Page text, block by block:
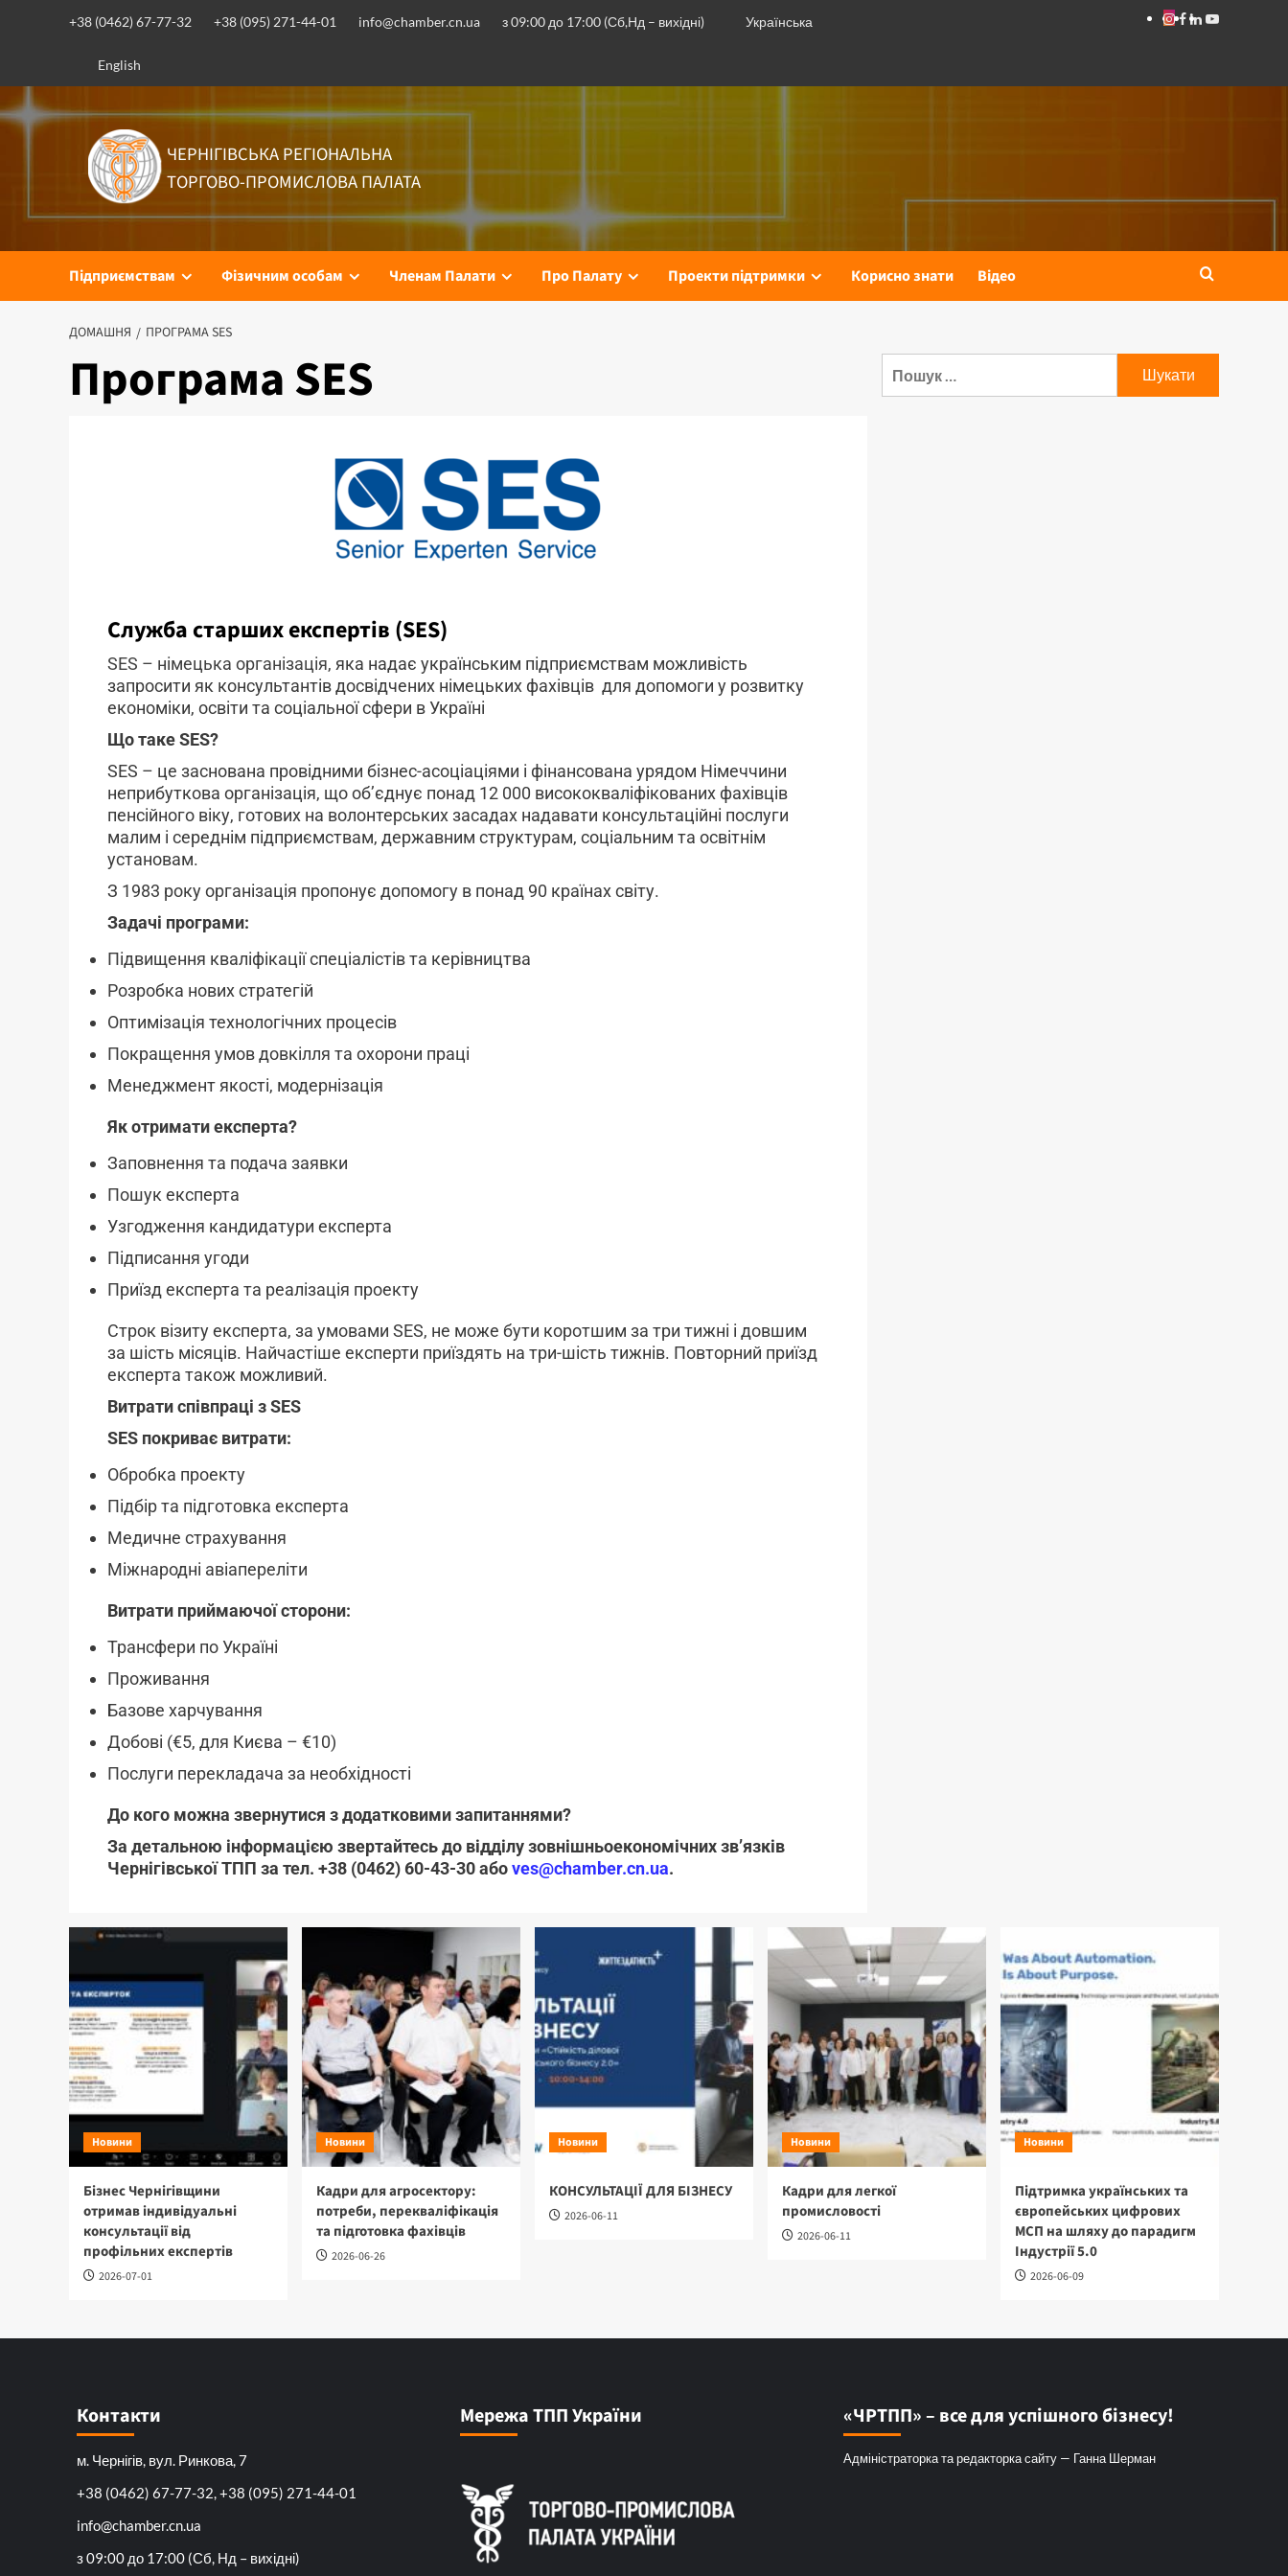
+38 (0462) 67-77-32 +38 (095) 271-44-01 info@chamber.cn.ua з 09:00 до 17:00 (Сб,Нд – вихідні) Українська
English
ЧЕРНІГІВСЬКА РЕГІОНАЛЬНА
ТОРГОВО-ПРОМИСЛОВА ПАЛАТА
Підприємствам Фізичним особам Членам Палати Про Палату Проекти підтримки Корисно знати Відео
ДОМАШНЯ ПРОГРАМА SES
Програма SES
Служба старших експертів (SES)
SES – німецька організація, яка надає українським підприємствам можливість
запросити як консультантів досвідчених німецьких фахівців для допомоги у розвитку
економіки, освіти та соціальної сфери в Україні
Що таке SES?
SES – це заснована провідними бізнес-асоціаціями і фінансована урядом Німеччини
неприбуткова організація, що об’єднує понад 12 000 висококваліфікованих фахівців
пенсійного віку, готових на волонтерських засадах надавати консультаційні послуги
малим і середнім підприємствам, державним структурам, соціальним та освітнім
установам.
З 1983 року організація пропонує допомогу в понад 90 країнах світу.
Задачі програми:
Підвищення кваліфікації спеціалістів та керівництва
Розробка нових стратегій
Оптимізація технологічних процесів
Покращення умов довкілля та охорони праці
Менеджмент якості, модернізація
Як отримати експерта?
Заповнення та подача заявки
Пошук експерта
Узгодження кандидатури експерта
Підписання угоди
Приїзд експерта та реалізація проекту
Строк візиту експер­та, за умовами SES, не може бути коротшим за три тиж­ні і довшим
за шість місяців. Найчастіше експерти приїздять на три-шість тижнів. Повтор­ний приїзд
експерта також можливий.
Витрати співпраці з SES
SES покриває витрати:
Обробка проекту
Підбір та підготовка експерта
Медичне страхування
Міжнародні авіапереліти
Витрати приймаючої сторони:
Трансфери по Україні
Проживання
Базове харчування
Добові (€5, для Києва – €10)
Послуги перекладача за необхідності
До кого можна звернутися з додатковими запитаннями?
За детальною інформацією звертайтесь до відділу зовнішньоекономічних зв’язків
Чернігівської ТПП за тел. +38 (0462) 60-43-30 абоves@chamber.cn.ua.
Новини
Бізнес Чернігівщини
отримав індивідуальні
консультації від
профільних експертів
2026-07-01
Новини
Кадри для агросектору:
потреби, перекваліфікація
та підготовка фахівців
2026-06-26
Новини
КОНСУЛЬТАЦІЇ ДЛЯ БІЗНЕСУ
2026-06-11
Новини
Кадри для легкої
промисловості
2026-06-11
Новини
Підтримка українських та
європейських цифрових
МСП на шляху до парадигм
Індустрії 5.0
2026-06-09
Контакти
м. Чернігів, вул. Ринкова, 7
+38 (0462) 67-77-32, +38 (095) 271-44-01
info@chamber.cn.ua
з 09:00 до 17:00 (Сб, Нд – вихідні)
Мережа ТПП України «ЧРТПП» – все для успішного бізнесу!
Адміністраторка та редакторка сайту — Ганна Шерман